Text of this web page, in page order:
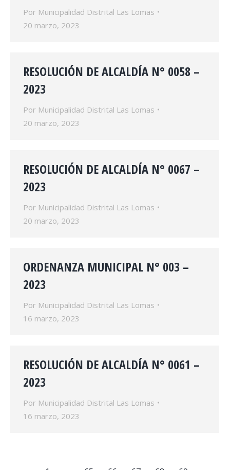
Por Municipalidad Distrital Las Lomas
20 marzo, 2023
RESOLUCIÓN DE ALCALDÍA N° 0058 –
2023
Por Municipalidad Distrital Las Lomas
20 marzo, 2023
RESOLUCIÓN DE ALCALDÍA N° 0067 –
2023
Por Municipalidad Distrital Las Lomas
20 marzo, 2023
ORDENANZA MUNICIPAL N° 003 –
2023
Por Municipalidad Distrital Las Lomas
16 marzo, 2023
RESOLUCIÓN DE ALCALDÍA N° 0061 –
2023
Por Municipalidad Distrital Las Lomas
16 marzo, 2023